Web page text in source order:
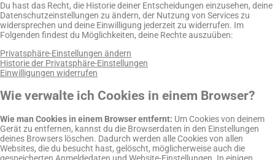
Du hast das Recht, die Historie deiner Entscheidungen einzusehen, deine
Datenschutzeinstellungen zu ändern, der Nutzung von Services zu
widersprechen und deine Einwilligung jederzeit zu widerrufen. Im
Folgenden findest du Möglichkeiten, deine Rechte auszuüben:
Privatsphäre-Einstellungen ändern
Historie der Privatsphäre-Einstellungen
Einwilligungen widerrufen
Wie verwalte ich Cookies in einem Browser?
Wie man Cookies in einem Browser entfernt: Um Cookies von deinem
Gerät zu entfernen, kannst du die Browserdaten in den Einstellungen
deines Browsers löschen. Dadurch werden alle Cookies von allen
Websites, die du besucht hast, gelöscht, möglicherweise auch die